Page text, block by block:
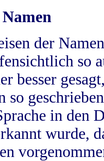
der
so
besser
so
in
wurde,